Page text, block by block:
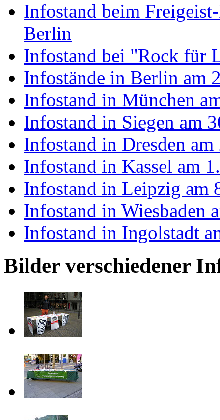
Infostand beim
Berlin
Infostand bei "Rock für
Infostände in Berlin am
Infostand in München
Infostand in Siegen am
Infostand in Dresden
Infostand in Kassel am
Infostand in Leipzig am
Infostand in Wiesbaden
Infostand in Ingolstadt
Bilder verschiedener